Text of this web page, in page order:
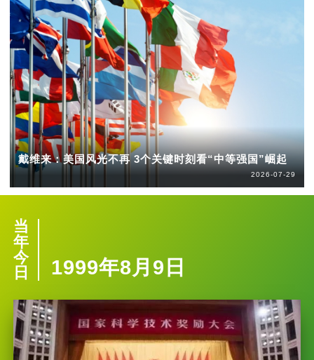
戴维来：美国风光不再 3个关键时刻看“中等强国”崛起
2026-07-29
当
年
今
日
1999年8月9日